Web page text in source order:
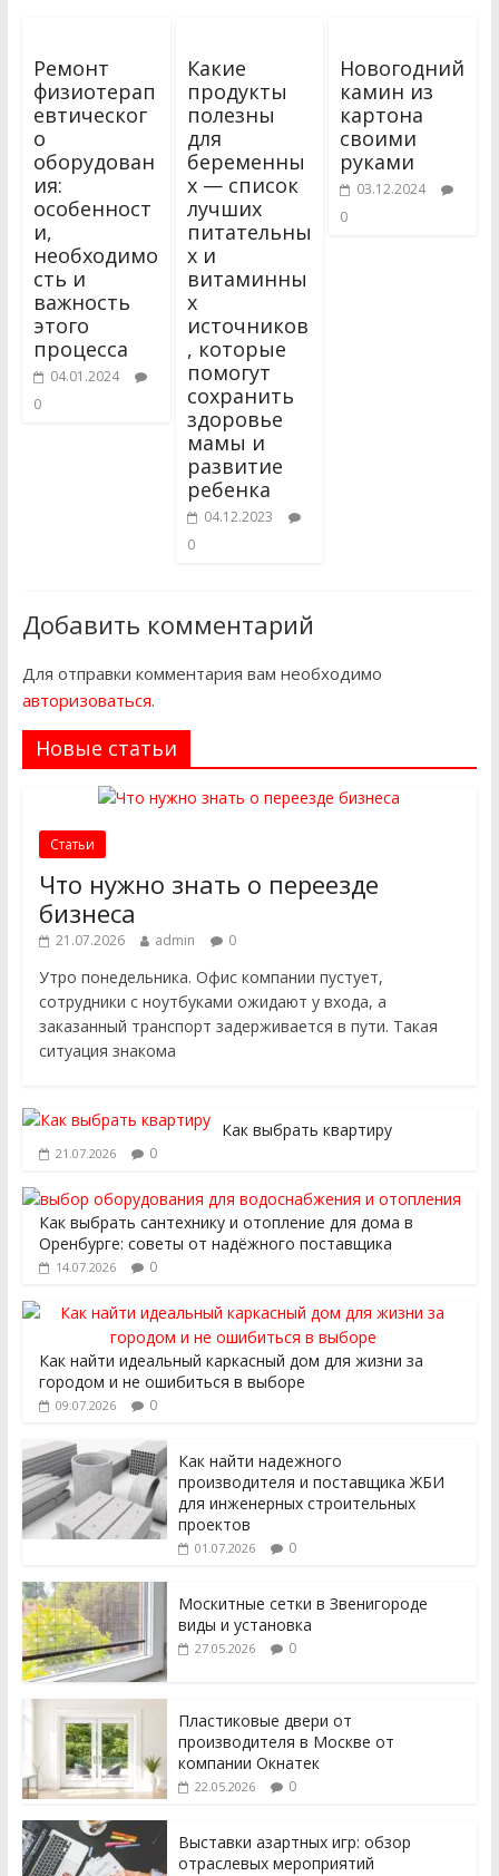
Ремонт
физиотерап
евтическог
о
оборудован
ия:
особенност
и,
необходимо
сть и
важность
этого
процесса
04.01.2024
0
Какие
продукты
полезны
для
беременны
х — список
лучших
питательны
х и
витаминны
х
источников
, которые
помогут
сохранить
здоровье
мамы и
развитие
ребенка
04.12.2023
0
Новогодний
камин из
картона
своими
руками
03.12.2024
0
Добавить комментарий
Для отправки комментария вам необходимо
авторизоваться.
Новые статьи
Статьи
Что нужно знать о переезде
бизнеса
21.07.2026 admin 0
Утро понедельника. Офис компании пустует,
сотрудники с ноутбуками ожидают у входа, а
заказанный транспорт задерживается в пути. Такая
ситуация знакома
Как выбрать квартиру
21.07.2026 0
Как выбрать сантехнику и отопление для дома в
Оренбурге: советы от надёжного поставщика
14.07.2026 0
Как найти идеальный каркасный дом для жизни за
городом и не ошибиться в выборе
09.07.2026 0
Как найти надежного
производителя и поставщика ЖБИ
для инженерных строительных
проектов
01.07.2026 0
Москитные сетки в Звенигороде
виды и установка
27.05.2026 0
Пластиковые двери от
производителя в Москве от
компании Окнатек
22.05.2026 0
Выставки азартных игр: обзор
отраслевых мероприятий